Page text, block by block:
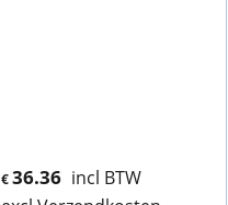
€36.36 incl BTW